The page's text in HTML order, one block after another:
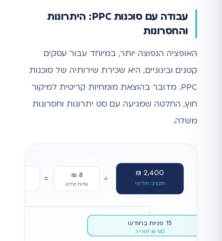
עבודה עם סוכנות PPC: היתרונות
והחסרונות
האופציה הנפוצה יותר, במיוחד עבור עסקים
קטנים ובינוניים, היא שכירת שירותיה של סוכנות
PPC. מדובר בהוצאת מומחיות קריטית למיקור
חוץ, החלטה שמגיעה עם סט יתרונות וחסרונות
משלה.
2,400 ₪
תקציב חודשי ÷
8 ₪
עלות קליק
=
15 פניות בחודש
160 ₪ לפנייה